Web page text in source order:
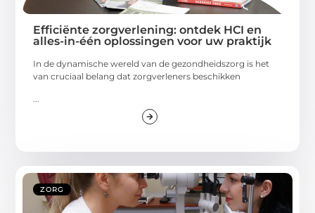
Efficiënte zorgverlening: ontdek HCI en
alles-in-één oplossingen voor uw praktijk
In de dynamische wereld van de gezondheidszorg is het
van cruciaal belang dat zorgverleners beschikken
ZORG